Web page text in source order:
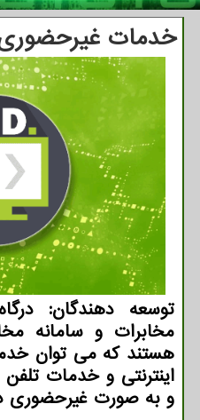
خدمات غیرحضوری
مخابرات و سامانه
هستند كه می توان
اینترنتی و خدمات
و به صورت غیرحضوری